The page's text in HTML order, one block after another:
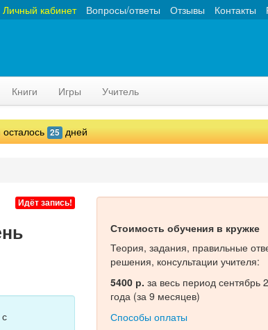
Контакты
Отзывы
Вопросы/ответы
Личный кабинет
Книги Игры Учитель
25 дней
Идёт запись!
Стоимость обучения в кружке
Теория, задания, правильные
решения, консультации учителя:
5400 р. за весь период
года (за 9 месяцев)
Способы оплаты